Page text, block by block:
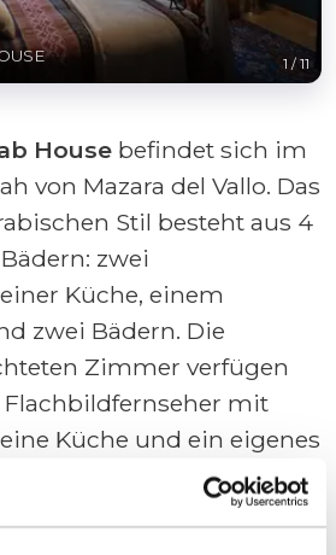
1 / 11
House befindet sich im
von Mazara del Vallo. Das
Stil besteht aus 4
zwei
Küche, einem
zwei Bädern. Die
Zimmer verfügen
mit
Küche und ein eigenes
und Haartrockner
WLAN. Das blaue